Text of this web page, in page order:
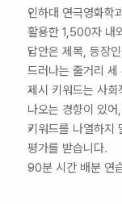
인하대 연극영화학
활용한 1,500자 내
답안은 제목, 등장
드러나는 줄거리
제시 키워드는 사
나오는 경향이 있
키워드를 나열하지
평가를 받습니다.
90분 시간 배분 연